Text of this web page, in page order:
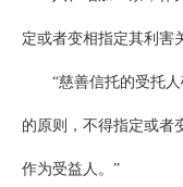
定或者变相指定其利害
“慈善信托的受托
的原则，不得指定或者
作为受益人。”